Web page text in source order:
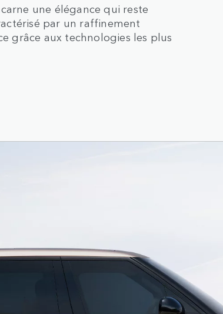
une élégance qui reste
par un raffinement
grâce aux technologies les plus